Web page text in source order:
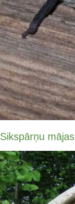
Sikspārņu mājas